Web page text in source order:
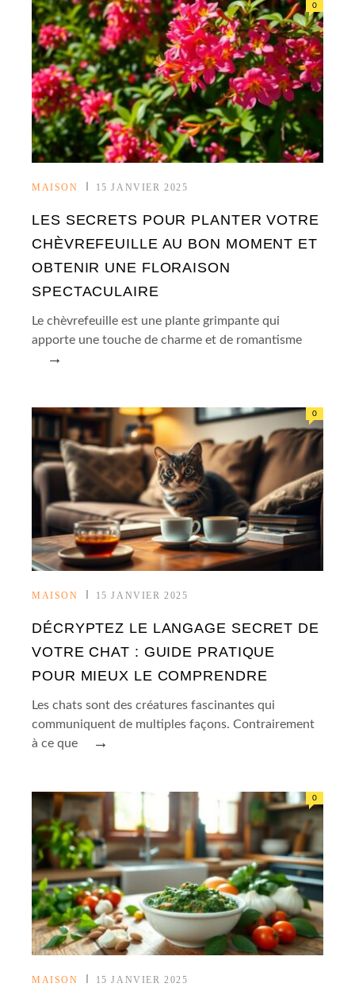
MAISON 15 JANVIER 2025
0
LES SECRETS POUR PLANTER VOTRE
CHÈVREFEUILLE AU BON MOMENT ET
OBTENIR UNE FLORAISON
SPECTACULAIRE
Le chèvrefeuille est une plante grimpante qui
apporte une touche de charme et de romantisme
→
MAISON 15 JANVIER 2025
0
DÉCRYPTEZ LE LANGAGE SECRET DE
VOTRE CHAT : GUIDE PRATIQUE
POUR MIEUX LE COMPRENDRE
Les chats sont des créatures fascinantes qui
communiquent de multiples façons. Contrairement
à ce que
→
MAISON 15 JANVIER 2025
0